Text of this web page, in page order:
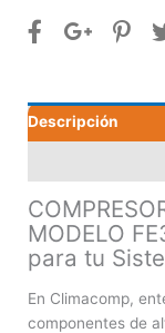
HP
cantidad
Descripción
MODELO
para tu
En Climacomp,
componentes de